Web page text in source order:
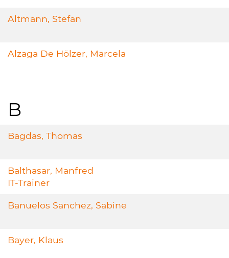
Altmann, Stefan
Alzaga De Hölzer, Marcela
B
Bagdas, Thomas
Balthasar, Manfred
IT-Trainer
Banuelos Sanchez, Sabine
Bayer, Klaus